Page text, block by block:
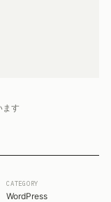
ます
CATEGORY
WordPress